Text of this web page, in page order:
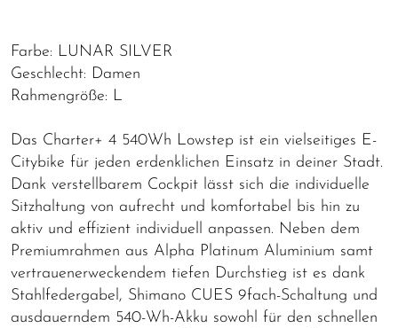
Farbe: LUNAR SILVER
Geschlecht: Damen
Rahmengröße: L
Das Charter+ 4 540Wh Lowstep ist ein vielseitiges E-
Citybike für jeden erdenklichen Einsatz in deiner Stadt.
Dank verstellbarem Cockpit lässt sich die individuelle
Sitzhaltung von aufrecht und komfortabel bis hin zu
aktiv und effizient individuell anpassen. Neben dem
Premiumrahmen aus Alpha Platinum Aluminium samt
vertrauenerweckendem tiefen Durchstieg ist es dank
Stahlfedergabel, Shimano CUES 9fach-Schaltung und
ausdauerndem 540-Wh-Akku sowohl für den schnellen